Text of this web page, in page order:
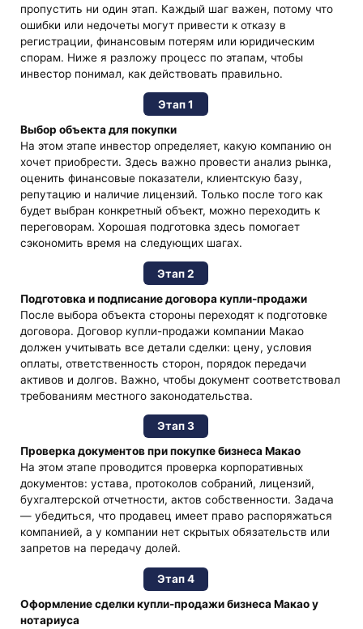
пропустить ни один этап. Каждый шаг важен, потому что
ошибки или недочеты могут привести к отказу в
регистрации, финансовым потерям или юридическим
спорам. Ниже я разложу процесс по этапам, чтобы
инвестор понимал, как действовать правильно.
Этап 1
Выбор объекта для покупки
На этом этапе инвестор определяет, какую компанию он
хочет приобрести. Здесь важно провести анализ рынка,
оценить финансовые показатели, клиентскую базу,
репутацию и наличие лицензий. Только после того как
будет выбран конкретный объект, можно переходить к
переговорам. Хорошая подготовка здесь помогает
сэкономить время на следующих шагах.
Этап 2
Подготовка и подписание договора купли-продажи
После выбора объекта стороны переходят к подготовке
договора. Договор купли-продажи компании Макао
должен учитывать все детали сделки: цену, условия
оплаты, ответственность сторон, порядок передачи
активов и долгов. Важно, чтобы документ соответствовал
требованиям местного законодательства.
Этап 3
Проверка документов при покупке бизнеса Макао
На этом этапе проводится проверка корпоративных
документов: устава, протоколов собраний, лицензий,
бухгалтерской отчетности, актов собственности. Задача
— убедиться, что продавец имеет право распоряжаться
компанией, а у компании нет скрытых обязательств или
запретов на передачу долей.
Этап 4
Оформление сделки купли-продажи бизнеса Макао у
нотариуса